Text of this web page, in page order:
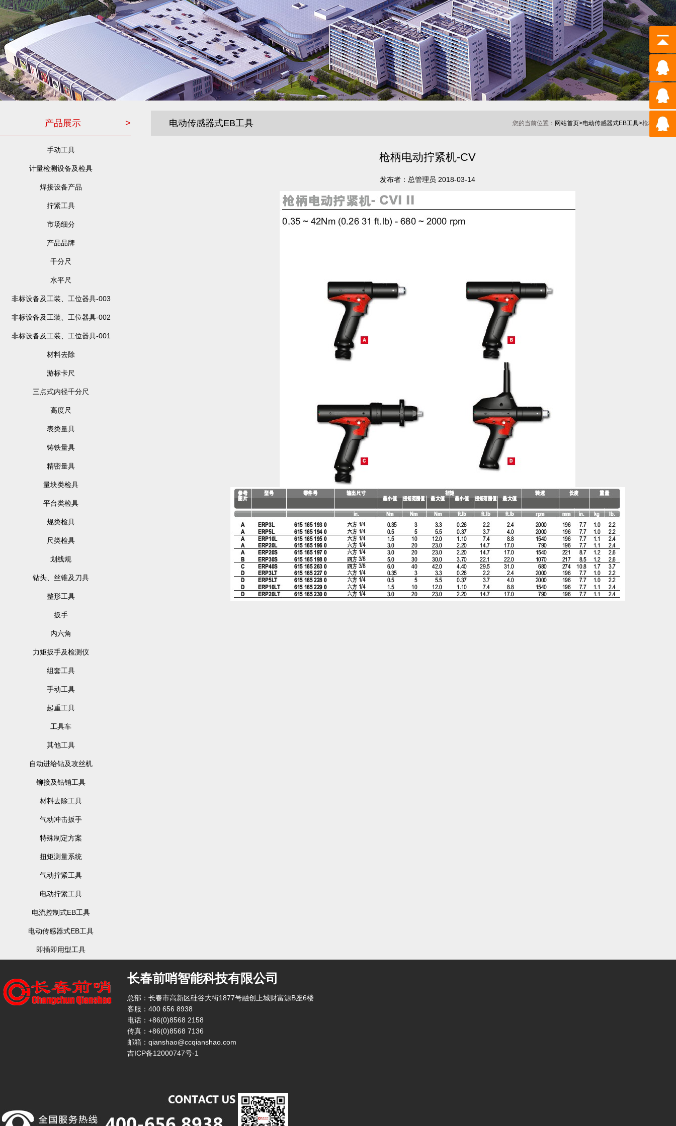
产品展示 >
手动工具
计量检测设备及检具
焊接设备产品
拧紧工具
市场细分
产品品牌
千分尺
水平尺
非标设备及工装、工位器具-003
非标设备及工装、工位器具-002
非标设备及工装、工位器具-001
材料去除
游标卡尺
三点式内径千分尺
高度尺
表类量具
铸铁量具
精密量具
量块类检具
平台类检具
规类检具
尺类检具
划线规
钻头、丝锥及刀具
整形工具
扳手
内六角
力矩扳手及检测仪
组套工具
手动工具
起重工具
工具车
其他工具
自动进给钻及攻丝机
铆接及钻销工具
材料去除工具
气动冲击扳手
特殊制定方案
扭矩测量系统
气动拧紧工具
电动拧紧工具
电流控制式EB工具
电动传感器式EB工具
即插即用型工具
电动传感器式EB工具 您的当前位置： 网站首页>电动传感器式EB工具>枪柄电动拧
枪柄电动拧紧机-CV
发布者：总管理员 2018-03-14
长春前哨智能科技有限公司
总部：长春市高新区硅谷大街1877号融创上城财富源B座6楼
客服：400 656 8938
电话：+86(0)8568 2158
传真：+86(0)8568 7136
邮箱：qianshao@ccqianshao.com
吉ICP备12000747号-1